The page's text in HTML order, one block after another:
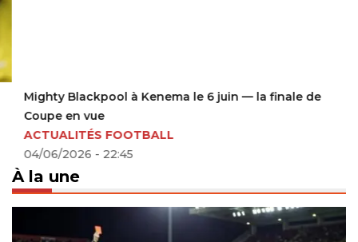
Mighty Blackpool à Kenema le 6 juin — la finale de
Coupe en vue
ACTUALITÉS FOOTBALL
04/06/2026 - 22:45
À la une